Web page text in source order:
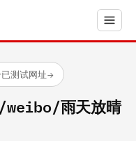
测试网址→
雨天放晴